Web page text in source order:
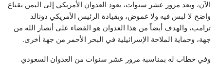
الآن، وبعد مرور عشر سنوات، يعود العدوان الأمريكي إلى اليمن بقناع
واضح لا لبس فيه ولا غموض، وبقيادة الرئيس الأمريكي دونالد
ترامب، والهدف أيضاً من هذا العدوان هو القضاء على أنصار الله من
جهة، وحماية الملاحة الإسرائيلية في البحر الأحمر من جهة أخرى.
وفي خطاب له بمناسبة مرور عشر سنوات من العدوان السعودي